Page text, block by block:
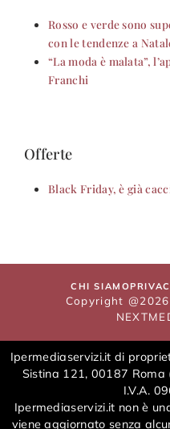
Rosso e verde sono
con le tendenze a
“La moda è malata”,
Franchi
Offerte
Black Friday, è già
CHI SIAMO
Copyright
Ipermediaservizi.it di
Sistina 121, 00187 Roma
I.V.A.
Ipermediaservizi.it non è
viene aggiornato senza